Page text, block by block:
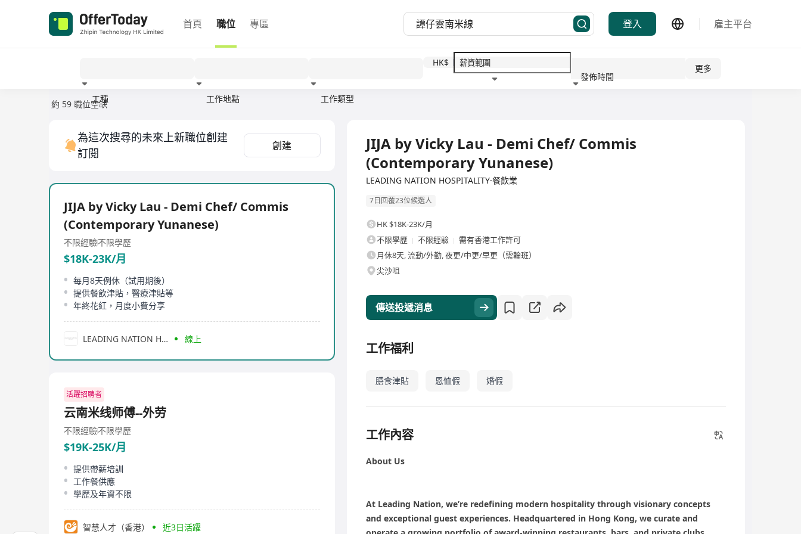
首頁 職位 專區 登入 雇主平台
工種 工作地點 工作類型
HK$
發佈時間
更多
約 59 職位空缺
為這次搜尋的未來上新職位創建
訂閱
創建
JIJA by Vicky Lau - Demi Chef/ Commis
(Contemporary Yunanese)
不限經驗不限學歷
$18K-23K/月
每月8天例休（試用期後）
提供餐飲津貼，醫療津貼等
年終花紅，月度小費分享
LEADING NATION HOSPITALITY 線上
活躍招聘者
云南米线师傅--外劳
不限經驗不限學歷
$19K-25K/月
提供帶薪培訓
工作餐供應
學歷及年資不限
智慧人才（香港） 近3日活躍
JIJA by Vicky Lau - Demi Chef/ Commis
(Contemporary Yunanese)
LEADING NATION HOSPITALITY·餐飲業
7日回覆23位候選人
HK $18K-23K/月
不限學歷
不限經驗
需有香港工作許可
月休8天, 流動/外勤, 夜更/中更/早更（需輪班）
尖沙咀
傳送投遞消息
工作福利
膳食津貼 恩恤假 婚假
工作內容
About Us
At Leading Nation, we’re redefining modern hospitality through visionary concepts
and exceptional guest experiences. Headquartered in Hong Kong, we curate and